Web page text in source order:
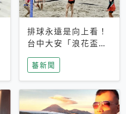
排球永遠是向上看！
台中大安「浪花盃」
沙排賽今日起跑 烈
日、海風、餐車派對
引爆海線初夏
蕃新聞